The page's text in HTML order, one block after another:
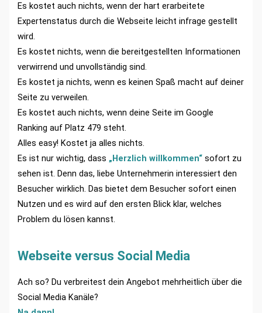
Es kostet auch nichts, wenn der hart erarbeitete
Expertenstatus durch die Webseite leicht infrage gestellt
wird.
Es kostet nichts, wenn die bereitgestellten Informationen
verwirrend und unvollständig sind.
Es kostet ja nichts, wenn es keinen Spaß macht auf deiner
Seite zu verweilen.
Es kostet auch nichts, wenn deine Seite im Google
Ranking auf Platz 479 steht.
Alles easy! Kostet ja alles nichts.
Es ist nur wichtig, dass „Herzlich willkommen“ sofort zu
sehen ist. Denn das, liebe Unternehmerin interessiert den
Besucher wirklich. Das bietet dem Besucher sofort einen
Nutzen und es wird auf den ersten Blick klar, welches
Problem du lösen kannst.
Webseite versus Social Media
Ach so? Du verbreitest dein Angebot mehrheitlich über die
Social Media Kanäle?